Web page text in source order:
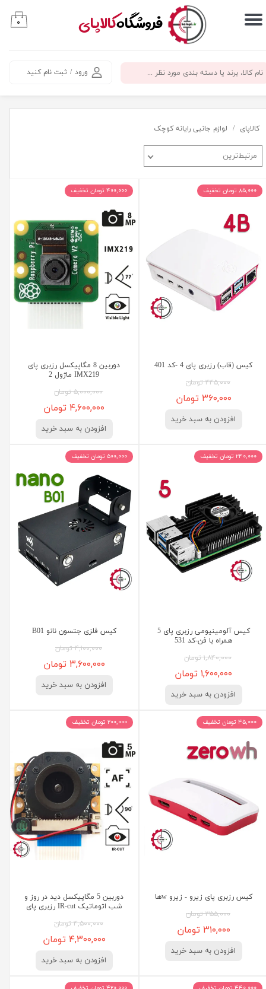
​فروشگاهکالاپای
ورود / ثبت نام کنید
حساب کاربری من
سفارشات
خروج از حساب کاربری
۰
کالاپای لوازم جانبی رایانه کوچک
مرتبط‌ترین
کیس (قاب) رزبری پای 4 -کد 401
۴۴۵,۰۰۰ تومان
۳۶۰,۰۰۰ تومان
افزودن به سبد خرید
۸۵,۰۰۰ تومان تخفیف
دوربین 8 مگاپیکسل رزبری پای
IMX219 ماژول 2
۵,۰۰۰,۰۰۰ تومان
۴,۶۰۰,۰۰۰ تومان
افزودن به سبد خرید
۴۰۰,۰۰۰ تومان تخفیف
کیس آلومینیومی رزبری پای 5
همراه با فن-کد 531
۱,۸۴۰,۰۰۰ تومان
۱,۶۰۰,۰۰۰ تومان
افزودن به سبد خرید
۲۴۰,۰۰۰ تومان تخفیف
کیس فلزی جتسون نانو B01
۴,۱۰۰,۰۰۰ تومان
۳,۶۰۰,۰۰۰ تومان
افزودن به سبد خرید
۵۰۰,۰۰۰ تومان تخفیف
کیس رزبری پای زیرو - زیرو wها
۳۵۵,۰۰۰ تومان
۳۱۰,۰۰۰ تومان
افزودن به سبد خرید
۴۵,۰۰۰ تومان تخفیف
دوربین 5 مگاپیکسل دید در روز و
شب اتوماتیک IR-cut رزبری پای
۴,۵۰۰,۰۰۰ تومان
۴,۳۰۰,۰۰۰ تومان
افزودن به سبد خرید
۲۰۰,۰۰۰ تومان تخفیف